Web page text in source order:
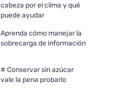
cabeza por el clima y qué
puede ayudar
Aprenda cómo manejar la
sobrecarga de información
# Conservar sin azúcar
vale la pena probarlo